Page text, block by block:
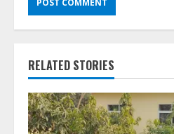
RELATED STORIES